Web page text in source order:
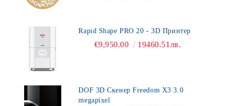
Rapid Shape PRO 20 - 3D Принтер
€9,950.00 19460.51лв.
DOF 3D Скенер Freedom X3 3.0
megapixel